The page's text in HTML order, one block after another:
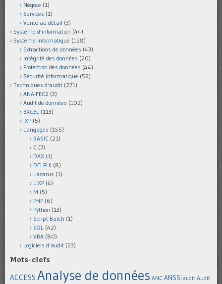
Négoce (1)
Services (1)
Vente au détail (3)
Système d'information (44)
Système informatique (128)
Extractions de données (43)
Intégrité des données (20)
Protection des données (44)
Sécurité informatique (52)
Techniques d'audit (271)
ANA-FEC2 (3)
Audit de données (102)
EXCEL (113)
IXP (5)
Langages (155)
BASIC (21)
C (7)
DAX (1)
DELPHI (8)
Lazarus (1)
LIXP (4)
M (5)
PHP (6)
Python (13)
Script Batch (1)
SQL (42)
VBA (80)
Logiciels d'audit (23)
Mots-clefs
ACCESS Analyse de données ANC ANSSI audit Audit